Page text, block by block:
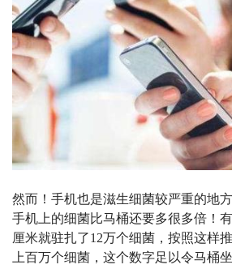
然而！手机也是滋生细菌较严重的地
手机上的细菌比马桶还要多很多倍！
厘米就驻扎了12万个细菌，按照这样
上百万个细菌，这个数字足以令马桶